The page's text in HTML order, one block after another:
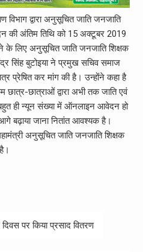
द्वारा अनुसूचित जाति जनजाति
की अंतिम तिथि को 15 अक्टूबर 2019
लिए अनुसूचित जाति जनजाति शिक्षक
सिंह बुटोइया ने प्रमुख सचिव समाज
प्रेषित कर मांग की है। उन्होंने कहा है
छात्राओं द्वारा अभी तक जाति एवं
ही न्यून संख्या में ऑनलाइन आवेदन हो
बढ़ाया जाना नितांत आवश्यक है।
अनुसूचित जाति जनजाति शिक्षक
पर किया प्रसाद वितरण